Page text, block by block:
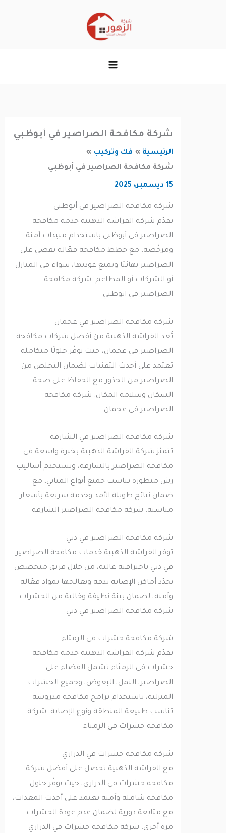
شركة مكافحة الصراصير في أبوظبي
الرئيسية
فك وتركيب
شركة مكافحة الصراصير في أبوظبي
شركة مكافحة الصراصير في أبوظبي
تقدّم شركة الفراشة الذهبية خدمة مكافحة
الصراصير في أبوظبي باستخدام مبيدات آمنة
ومرخّصة، مع خطط مكافحة فعّالة تقضي على
الصراصير نهائيًا وتمنع عودتها، سواء في المنازل
أو الشركات أو المطاعم. شركة مكافحة
الصراصير في ابوظبي
شركة مكافحة الصراصير في عجمان
تُعد الفراشة الذهبية من أفضل شركات مكافحة
الصراصير في عجمان، حيث نوفّر حلولًا متكاملة
تعتمد على أحدث التقنيات لضمان التخلص من
الصراصير من الجذور مع الحفاظ على صحة
السكان وسلامة المكان. شركة مكافحة
الصراصير في عجمان
شركة مكافحة الصراصير في الشارقة
تتميّز شركة الفراشة الذهبية بخبرة واسعة في
مكافحة الصراصير بالشارقة، ونستخدم أساليب
رش متطورة تناسب جميع أنواع المباني، مع
ضمان نتائج طويلة الأمد وخدمة سريعة بأسعار
مناسبة. شركة مكافحة الصراصير الشارقة
شركة مكافحة الصراصير في دبي
توفر الفراشة الذهبية خدمات مكافحة الصراصير
في دبي باحترافية عالية، من خلال فريق متخصص
يحدّد أماكن الإصابة بدقة ويعالجها بمواد فعّالة
وآمنة، لضمان بيئة نظيفة وخالية من الحشرات.
شركة مكافحة الصراصير في دبي
شركة مكافحة حشرات في الرمثاء
تقدّم شركة الفراشة الذهبية خدمة مكافحة
حشرات في الرمثاء تشمل القضاء على
الصراصير، النمل، البعوض، وجميع الحشرات
المنزلية، باستخدام برامج مكافحة مدروسة
تناسب طبيعة المنطقة ونوع الإصابة. شركة
مكافحة حشرات في الرمثاء
شركة مكافحة حشرات في الدراري
مع الفراشة الذهبية تحصل على أفضل شركة
مكافحة حشرات في الدراري، حيث نوفّر حلول
مكافحة شاملة وآمنة تعتمد على أحدث المعدات،
مع متابعة دورية لضمان عدم عودة الحشرات
مرة أخرى. شركة مكافحة حشرات في الدراري